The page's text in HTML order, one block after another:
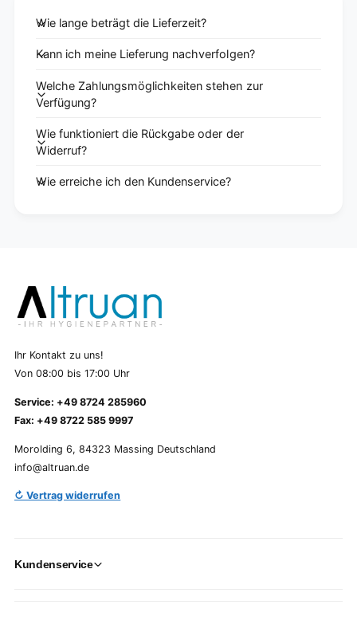
Wie lange beträgt die Lieferzeit?
Kann ich meine Lieferung nachverfolgen?
Welche Zahlungsmöglichkeiten stehen zur
Verfügung?
Wie funktioniert die Rückgabe oder der
Widerruf?
Wie erreiche ich den Kundenservice?
Ihr Kontakt zu uns!
Von 08:00 bis 17:00 Uhr
Service: +49 8724 285960
Fax: +49 8722 585 9997
Morolding 6, 84323 Massing Deutschland
info@altruan.de
↻ Vertrag widerrufen
Kundenservice